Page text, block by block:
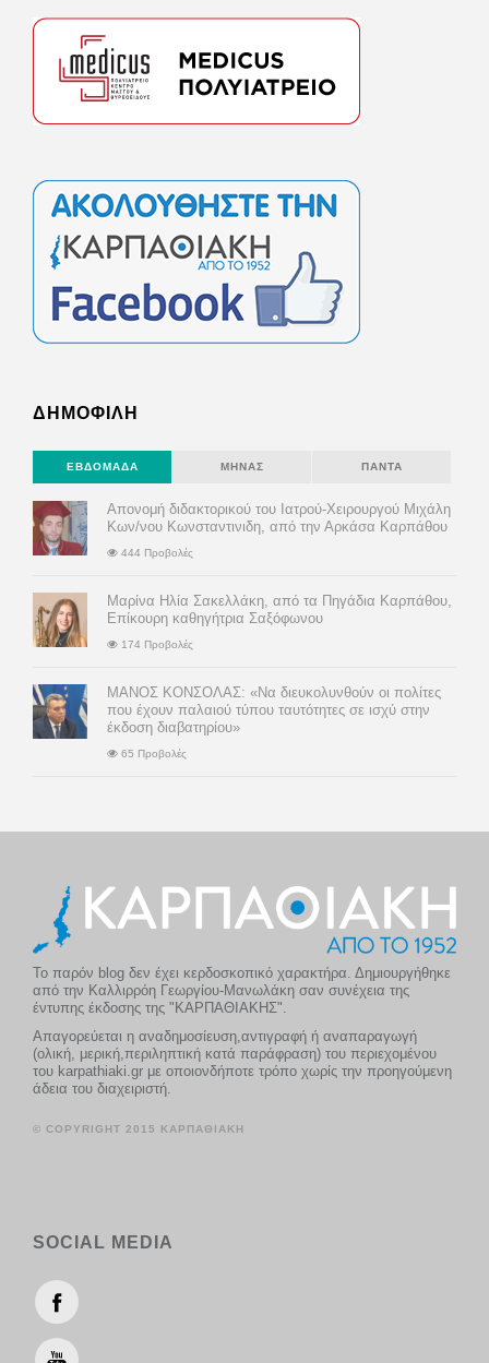
ΔΗΜΟΦΙΛΗ
ΕΒΔΟΜΆΔΑ ΜΉΝΑΣ ΠΆΝΤΑ
Απονομή διδακτορικού του Ιατρού-Χειρουργού Μιχάλη
Κων/νου Κωνσταντινιδη, από την Αρκάσα Καρπάθου
444 Προβολές
Μαρίνα Ηλία Σακελλάκη, από τα Πηγάδια Καρπάθου,
Επίκουρη καθηγήτρια Σαξόφωνου
174 Προβολές
ΜΑΝΟΣ ΚΟΝΣΟΛΑΣ: «Να διευκολυνθούν οι πολίτες
που έχουν παλαιού τύπου ταυτότητες σε ισχύ στην
έκδοση διαβατηρίου»
65 Προβολές
Το παρόν blog δεν έχει κερδοσκοπικό χαρακτήρα. Δημιουργήθηκε
από την Καλλιρρόη Γεωργίου-Μανωλάκη σαν συνέχεια της
έντυπης έκδοσης της "ΚΑΡΠΑΘΙΑΚΗΣ".
Απαγορεύεται η αναδημοσίευση,αντιγραφή ή αναπαραγωγή
(ολική, μερική,περιληπτική κατά παράφραση) του περιεχομένου
του karpathiaki.gr με οποιονδήποτε τρόπο χωρίς την προηγούμενη
άδεια του διαχειριστή.
© COPYRIGHT 2015 ΚΑΡΠΑΘΙΑΚΗ
SOCIAL MEDIA